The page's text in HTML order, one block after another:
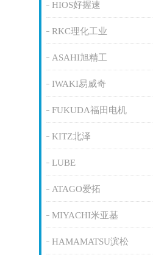
HIOS好握速
RKC理化工业
ASAHI旭精工
IWAKI易威奇
FUKUDA福田电机
KITZ北泽
LUBE
ATAGO爱拓
MIYACHI米亚基
HAMAMATSU滨松